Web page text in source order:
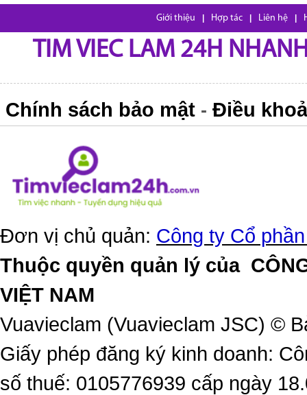
Giới thiệu Hợp tác Liên hệ
TIM VIEC LAM 24H
Chính sách bảo mật - Điều
Đơn vị chủ quản: Công ty Cổ
Thuộc quyền quản lý của
VIỆT NAM
Vuavieclam (Vuavieclam JSC) ©
Giấy phép đăng ký kinh doanh:
số thuế: 0105776939 cấp ngày